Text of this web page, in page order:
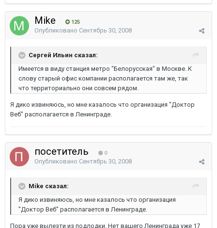
Mike 125
Опубликовано Сентябрь 30, 2008
Сергей Ильин сказал:
Имеется в виду станция метро "Белорусская" в Москве. К
слову старый офис компании располагается там же, так
что территориально они совсем рядом.
Я дико извиняюсь, но мне казалось что организация "Доктор
Веб" располагается в Ленинграде.
посетитель 0
Опубликовано Сентябрь 30, 2008
Mike сказал:
Я дико извиняюсь, но мне казалось что организация
"Доктор Веб" располагается в Ленинграде.
Пора уже вылезти из подлодки. Нет вашего Ленинграда уже 17